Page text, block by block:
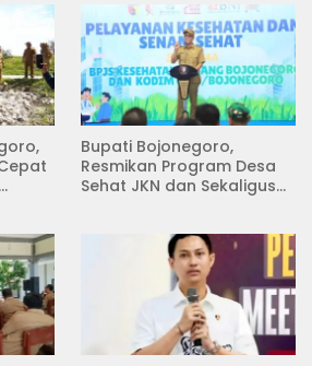
Bupati Bojonegoro,
Resmikan Program Desa
Sehat JKN dan Sekaligus